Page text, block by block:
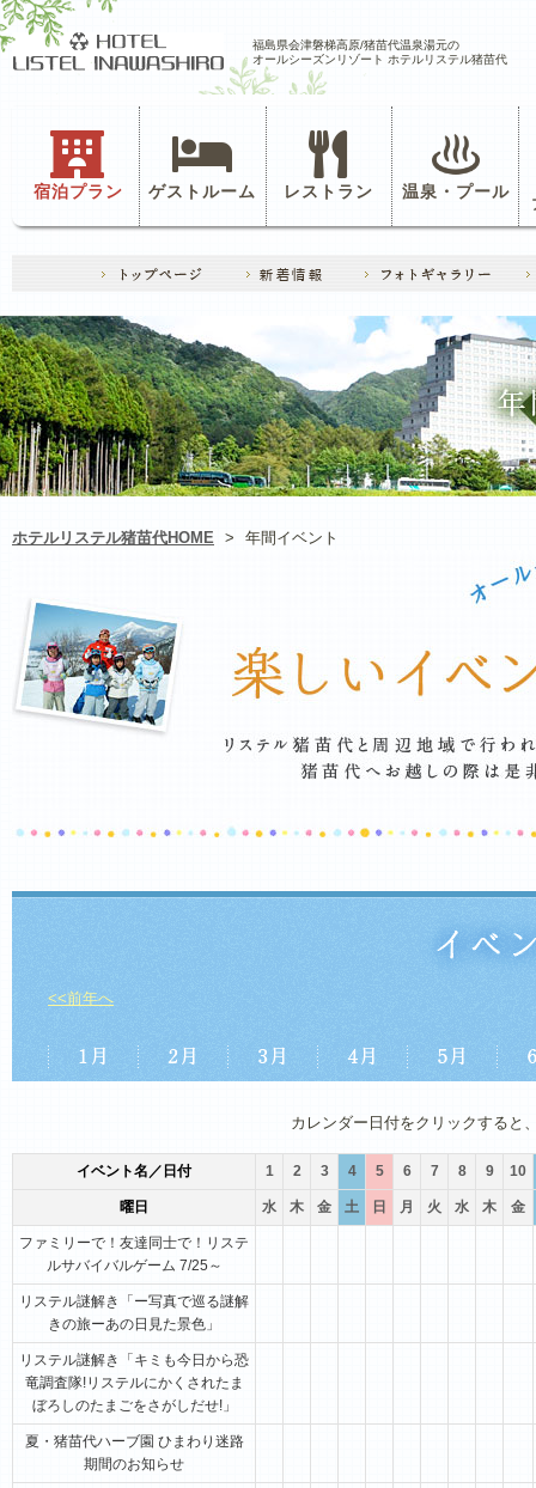
福島県会津磐梯高原/猪苗代温泉湯元の
オールシーズンリゾート ホテルリステル猪苗代
宿泊プラン ゲストルーム レストラン 温泉・プール
ホテルリステル猪苗代HOME > 年間イベント
<<前年へ
カレンダー日付をクリックすると
イベント名／日付 1 2 3 4 5 6 7 8 9 10
曜日 水 木 金 土 日 月 火 水 木 金
ファミリーで！友達同士で！リステ
ルサバイバルゲーム 7/25～
リステル謎解き「ー写真で巡る謎解
きの旅ーあの日見た景色」
リステル謎解き「キミも今日から恐
竜調査隊!リステルにかくされたま
ぼろしのたまごをさがしだせ!」
夏・猪苗代ハーブ園 ひまわり迷路
期間のお知らせ